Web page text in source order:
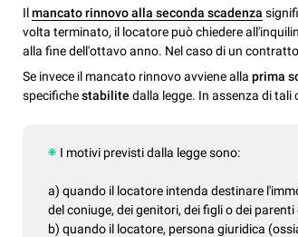
Ilmancato rinnovo alla seconda scadenza
volta terminato, il locatore può chiedere
alla fine dell'ottavo anno. Nel caso di un
Se invece il mancato rinnovo avviene allaprima
specifichestabilite dalla legge. In assenza di
I motivi previsti dalla legge sono:
a) quando il locatore intenda destinare
del coniuge, dei genitori, dei figli o dei
b) quando il locatore, persona giuridica